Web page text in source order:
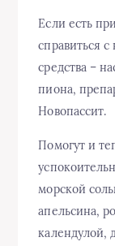
Если есть
справиться
средства –
пиона,
Новопассит.
Помогут и
морской
апельсина,
календулой,